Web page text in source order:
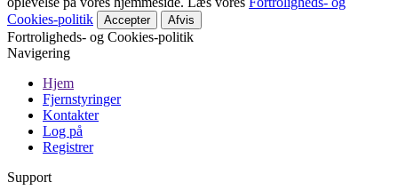
Cookies-politik
Accepter Afvis
Fortroligheds- og Cookies-politik
Navigering
Hjem
Fjernstyringer
Kontakter
Log på
Registrer
Support